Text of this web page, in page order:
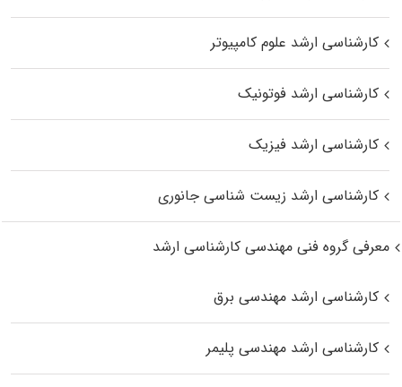
کارشناسی ارشد علوم کامپیوتر
کارشناسی ارشد فوتونیک
کارشناسی ارشد فیزیک
کارشناسی ارشد زیست‌ شناسی جانوری
معرفی گروه فنی مهندسی کارشناسی ارشد
کارشناسی ارشد مهندسی برق
کارشناسی ارشد مهندسی پلیمر